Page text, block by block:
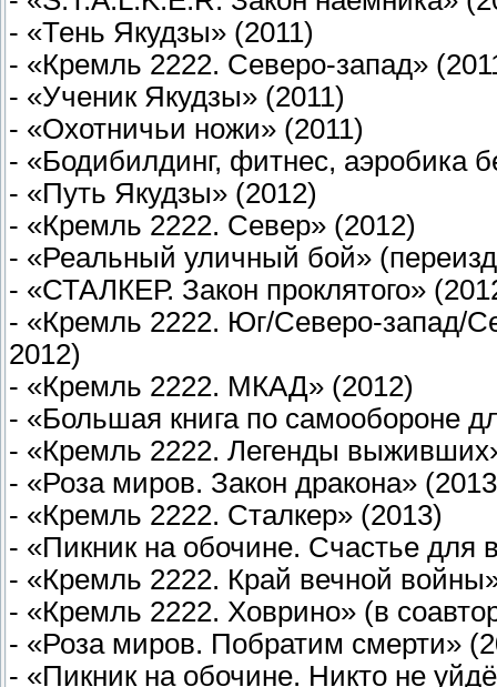
- «Тень Якудзы» (2011)
- «Кремль 2222. Северо-запад»
- «Ученик Якудзы» (2011)
- «Охотничьи ножи» (2011)
- «Бодибилдинг, фитнес, аэробика
- «Путь Якудзы» (2012)
- «Кремль 2222. Север» (2012)
- «Реальный уличный бой»
- «СТАЛКЕР. Закон проклятого»
- «Кремль 2222. Юг/Северо-запад/
2012)
- «Кремль 2222. МКАД» (2012)
- «Большая книга по самообороне
- «Кремль 2222. Легенды
- «Роза миров. Закон дракона»
- «Кремль 2222. Сталкер» (2013)
- «Пикник на обочине. Счастье для
- «Кремль 2222. Край вечной
- «Кремль 2222. Ховрино» (в
- «Роза миров. Побратим смерти»
- «Пикник на обочине. Никто не